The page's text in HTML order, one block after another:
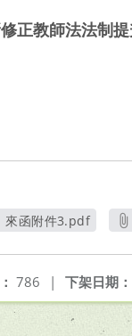
正教師法法制提
來函附件3.pdf
下架日期：
786 |